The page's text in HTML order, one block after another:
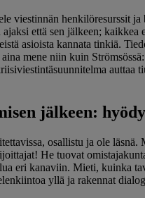
viestinnän henkilöresurssit ja
että sen jälkeen; kaikkea
asioista kannata tinkiä.
mene niin kuin
auttaa
jälkeen:
osallistu ja ole läsnä.
He tuovat
eri kanaviin. Mieti, kuinka
yllä ja rakennat